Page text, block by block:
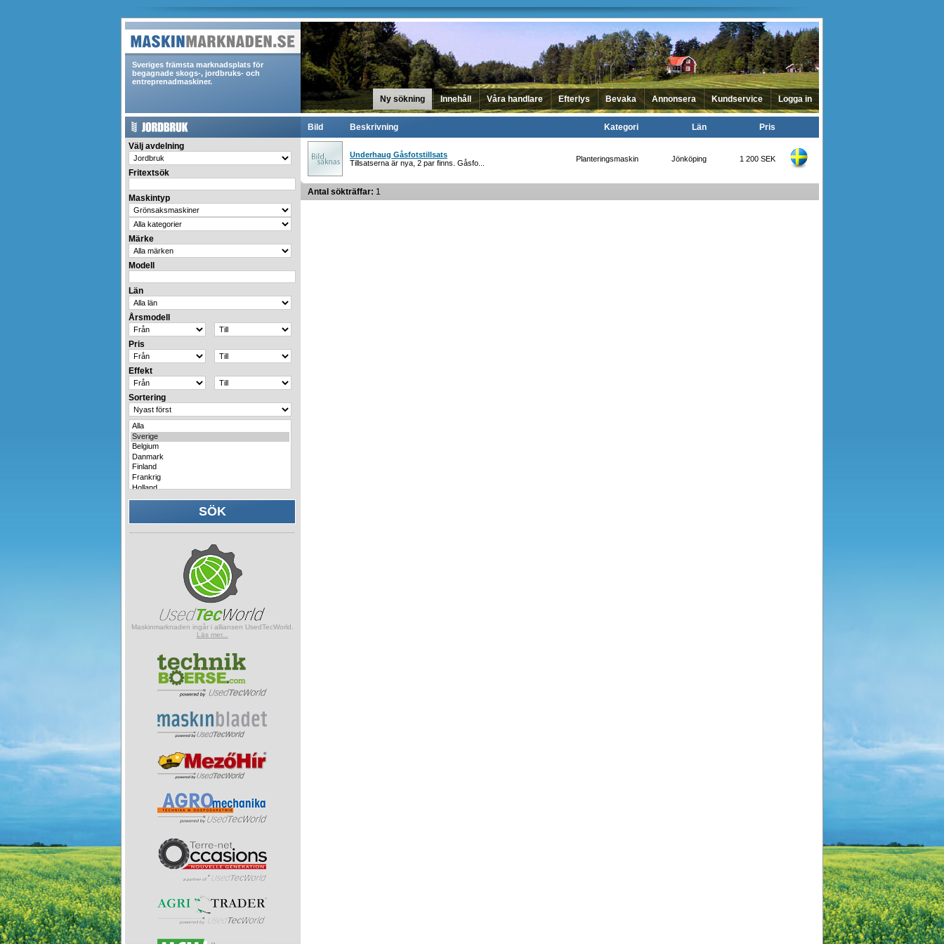
Sveriges främsta marknadsplats för
begagnade skogs-, jordbruks- och
entreprenadmaskiner.
Ny sökning Innehåll Våra handlare Efterlys Bevaka Annonsera Kundservice Logga in
Välj avdelning
Fritextsök
Maskintyp
Märke
Modell
Län
Årsmodell
Pris
Effekt
Sortering
Maskinmarknaden ingår i alliansen UsedTecWorld.
Läs mer...
Bild Beskrivning Kategori Län Pris
Underhaug Gåsfotstillsats
Tillsatserna är nya, 2 par finns. Gåsfo...
Planteringsmaskin Jönköping 1 200 SEK
Antal sökträffar: 1